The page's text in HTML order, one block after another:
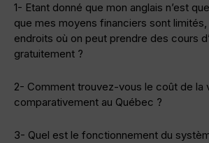
1- Etant donné que mon anglais n’est
que mes moyens financiers sont limités,
endroits où on peut prendre des cours
gratuitement ?
2- Comment trouvez-vous le coût de la
comparativement au Québec ?
3- Quel est le fonctionnement du